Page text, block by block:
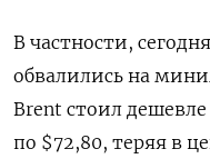
В частности,
обвалились на
Brent стоил дешевле
по $72,80, теряя в